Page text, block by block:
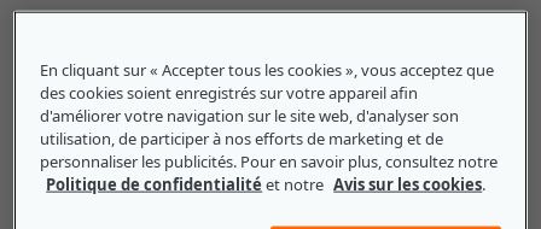
Congé temporaire : ce que les
petites et moyennes entreprises
doivent savoir
En cliquant sur « Accepter tous les cookies », vous acceptez que
des cookies soient enregistrés sur votre appareil afin
d'améliorer votre navigation sur le site web, d'analyser son
utilisation, de participer à nos efforts de marketing et de
personnaliser les publicités. Pour en savoir plus, consultez notre
Politique de confidentialité et notre Avis sur les cookies.